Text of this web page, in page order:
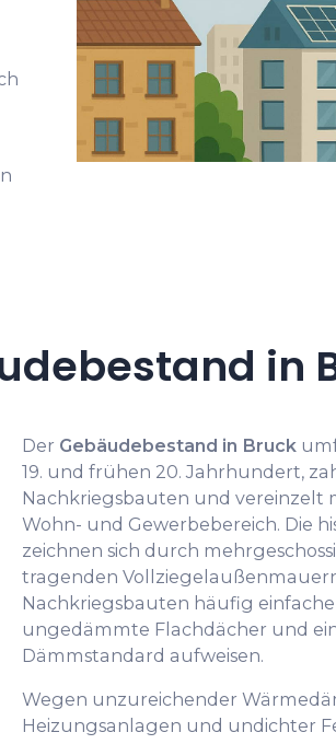
in
Der Gebäudebestand in Bruck
19. und frühen 20. Jahrhundert,
Nachkriegsbauten und vereinzelt
Wohn- und Gewerbebereich. Die
zeichnen sich durch
tragenden
Nachkriegsbauten häufig
ungedämmte Flachdächer und
Dämmstandard aufweisen.
Wegen unzureichender
Heizungsanlagen und undichter